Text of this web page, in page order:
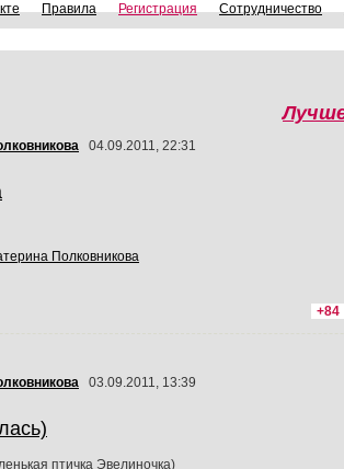
Правила Регистрация Сотрудничество
04.09.2011, 22:31
Полковникова
+84
03.09.2011, 13:39
птичка Эвелиночка)